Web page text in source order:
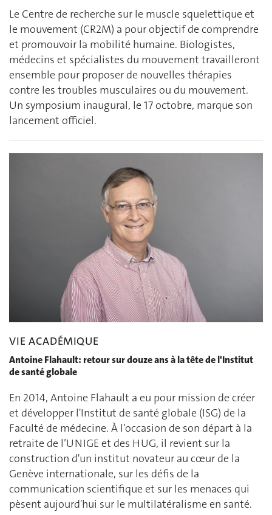
Le Centre de recherche sur le muscle squelettique et
le mouvement (CR2M) a pour objectif de comprendre
et promouvoir la mobilité humaine. Biologistes,
médecins et spécialistes du mouvement travailleront
ensemble pour proposer de nouvelles thérapies
contre les troubles musculaires ou du mouvement.
Un symposium inaugural, le 17 octobre, marque son
lancement officiel.
VIE ACADÉMIQUE
Antoine Flahault: retour sur douze ans à la tête de l'Institut
de santé globale
En 2014, Antoine Flahault a eu pour mission de créer
et développer l'Institut de santé globale (ISG) de la
Faculté de médecine. À l’occasion de son départ à la
retraite de l’UNIGE et des HUG, il revient sur la
construction d'un institut novateur au cœur de la
Genève internationale, sur les défis de la
communication scientifique et sur les menaces qui
pèsent aujourd'hui sur le multilatéralisme en santé.